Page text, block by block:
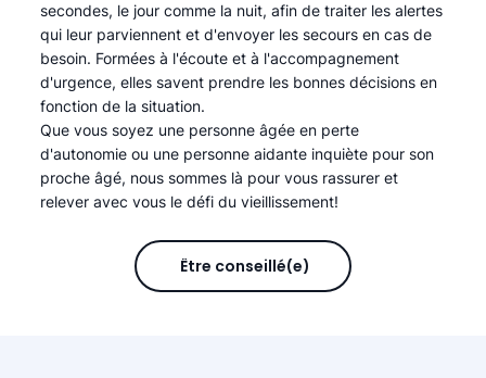
secondes, le jour comme la nuit, afin de traiter les alertes
qui leur parviennent et d'envoyer les secours en cas de
besoin. Formées à l'écoute et à l'accompagnement
d'urgence, elles savent prendre les bonnes décisions en
fonction de la situation.
Que vous soyez une personne âgée en perte
d'autonomie ou une personne aidante inquiète pour son
proche âgé, nous sommes là pour vous rassurer et
relever avec vous le défi du vieillissement!
Être conseillé(e)